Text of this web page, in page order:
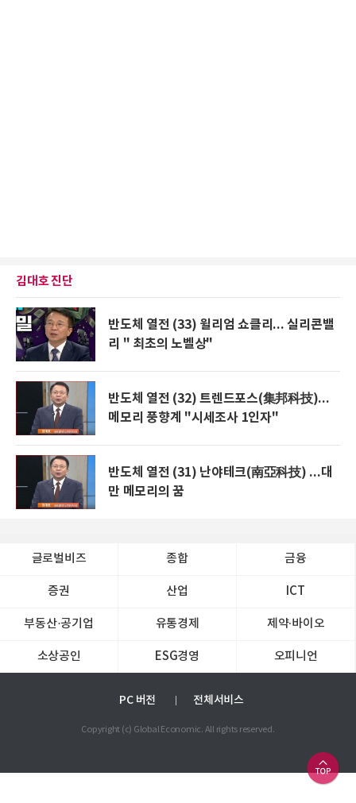
김대호 진단
반도체 열전 (33) 윌리엄 쇼클리... 실리콘밸
리 " 최초의 노벨상"
반도체 열전 (32) 트렌드포스(集邦科技)...
메모리 풍향계 "시세조사 1인자"
반도체 열전 (31) 난야테크(南亞科技) ...대
만 메모리의 꿈
글로벌비즈 종합 금융
증권 산업 ICT
부동산·공기업 유통경제 제약∙바이오
소상공인 ESG경영 오피니언
PC 버전 전체서비스
Copyright (c) Global Economic. All rights reserved.